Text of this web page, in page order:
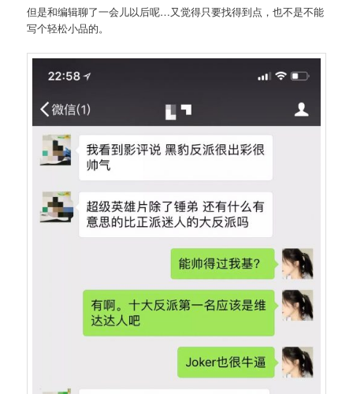
但是和编辑聊了一会儿以后呢…又觉得只要找得到点，也不是不能
写个轻松小品的。